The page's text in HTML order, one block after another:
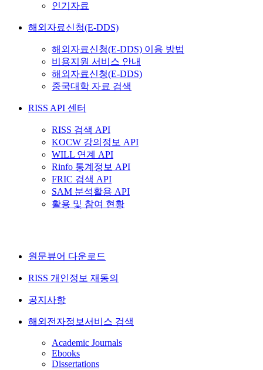
인기자료
해외자료신청(E-DDS)
해외자료신청(E-DDS) 이용 방법
비용지원 서비스 안내
해외자료신청(E-DDS)
중국대학 자료 검색
RISS API 센터
RISS 검색 API
KOCW 강의정보 API
WILL 연계 API
Rinfo 통계정보 API
FRIC 검색 API
SAM 분석활용 API
활용 및 참여 현황
원문뷰어 다운로드
RISS 개인정보 재동의
공지사항
해외전자정보서비스 검색
Academic Journals
Ebooks
Dissertations